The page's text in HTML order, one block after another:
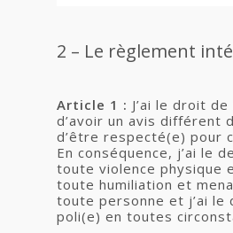
2 – Le règlement
Article 1 : J’ai le droit
d’avoir un avis différent
d’être respecté(e) pour
En conséquence, j’ai le
toute violence physique
toute humiliation et
toute personne et j’ai le
poli(e) en toutes